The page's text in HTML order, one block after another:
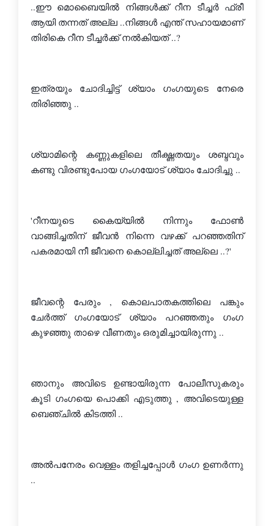
..ഈ മൊബൈയില്‍ നിങ്ങള്‍ക്ക് റീന ടീച്ചര്‍ ഫ്രീ
ആയി തന്നത് അല്ല ..നിങ്ങള്‍ എന്ത് സഹായമാണ്
തിരികെ റീന ടീച്ചര്‍ക്ക് നല്‍കിയത് ..?
ഇത്രയും ചോദിച്ചിട്ട് ശ്യാം ഗംഗയുടെ നേരെ
തിരിഞ്ഞു ..
ശ്യാമിന്റെ കണ്ണുകളിലെ തീക്ഷ്ണതയും ശബ്ദവും
കണ്ടു വിരണ്ടുപോയ ഗംഗയോട് ശ്യാം ചോദിച്ചു ..
'റീനയുടെ കൈയ്യില്‍ നിന്നും ഫോണ്‍
വാങ്ങിച്ചതിന് ജീവന്‍ നിന്നെ വഴക്ക് പറഞ്ഞതിന്
പകരമായി നീ ജീവനെ കൊല്ലിച്ചത്‌ അല്ലെ ..?'
ജീവന്റെ പേരും , കൊലപാതകത്തിലെ പങ്കും
ചേര്‍ത്ത് ഗംഗയോട് ശ്യാം പറഞ്ഞതും ഗംഗ
കുഴഞ്ഞു താഴെ വീണതും ഒരുമിച്ചായിരുന്നു ..
ഞാനും അവിടെ ഉണ്ടായിരുന്ന പോലീസുകരും
കൂടി ഗംഗയെ പൊക്കി എടുത്തു , അവിടെയുള്ള
ബെഞ്ചില്‍ കിടത്തി ..
അല്‍പനേരം വെള്ളം തളിച്ചപ്പോള്‍ ഗംഗ ഉണര്‍ന്നു
..